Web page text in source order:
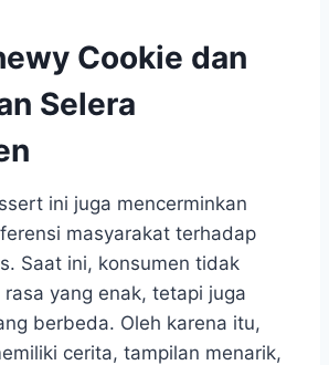
Cookie dan
Selera
ini juga mencerminkan
masyarakat terhadap
Saat ini, konsumen tidak
yang enak, tetapi juga
berbeda. Oleh karena itu,
cerita, tampilan menarik,